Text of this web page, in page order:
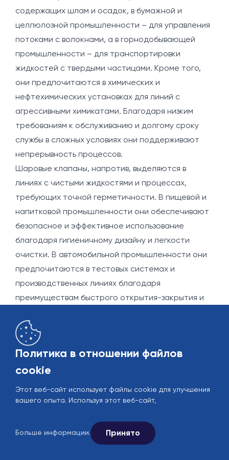
содержащих шлам и осадок, в бумажной и
целлюлозной промышленности – для управления
потоками с волокнами, а в горнодобывающей
промышленности – для транспортировки
жидкостей с твердыми частицами. Кроме того,
они предпочитаются в химических и
нефтехимических установках для линий с
агрессивными химикатами. Благодаря низким
требованиям к обслуживанию и долгому сроку
службы в сложных условиях они поддерживают
непрерывность процессов.
Шаровые клапаны, напротив, выделяются в
линиях с чистыми жидкостями и процессах,
требующих точной герметичности. В пищевой и
напитковой промышленности они обеспечивают
безопасное и эффективное использование
благодаря гигиеничному дизайну и легкости
очистки. В автомобильной промышленности они
предпочитаются в тестовых системах и
производственных линиях благодаря
преимуществам быстрого открытия-закрытия и
энергетическую эффективность в системах
HVAC, а также демонстрируют надежную
производительность при высоких температурах и
давлениях в нефтехимической и
они играют важную роль в энергетических
точки зрения эффективности процессов и
оптимизации энергии.
Политика в отношении файлов
cookie
Этот веб-сайт использует файлы cookie для улучшения
вашего опыта. Используя этот веб-сайт,
Больше информации. Принято